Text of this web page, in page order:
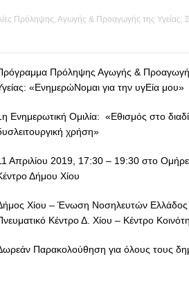
Πρόληψης, Αγωγής & Προαγωγής της Υγείας
Πρόληψης Αγωγής &
«ΕνημερώΝομαι για την υγΕία μου»
Ενημερωτική Ομιλία: «Εθισμός στο
χρήση»
Απριλίου 2019, 17:30 – 19:30 στο
Δήμου Χίου
Χίου – Ένωση Νοσηλευτών Ελλάδος
Κέντρο Δ. Χίου – Κέντρο
Παρακολούθηση για όλους τους